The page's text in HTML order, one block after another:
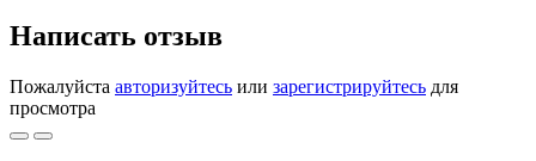
Написать отзыв
Пожалуйста авторизуйтесь или зарегистрируйтесь для
просмотра